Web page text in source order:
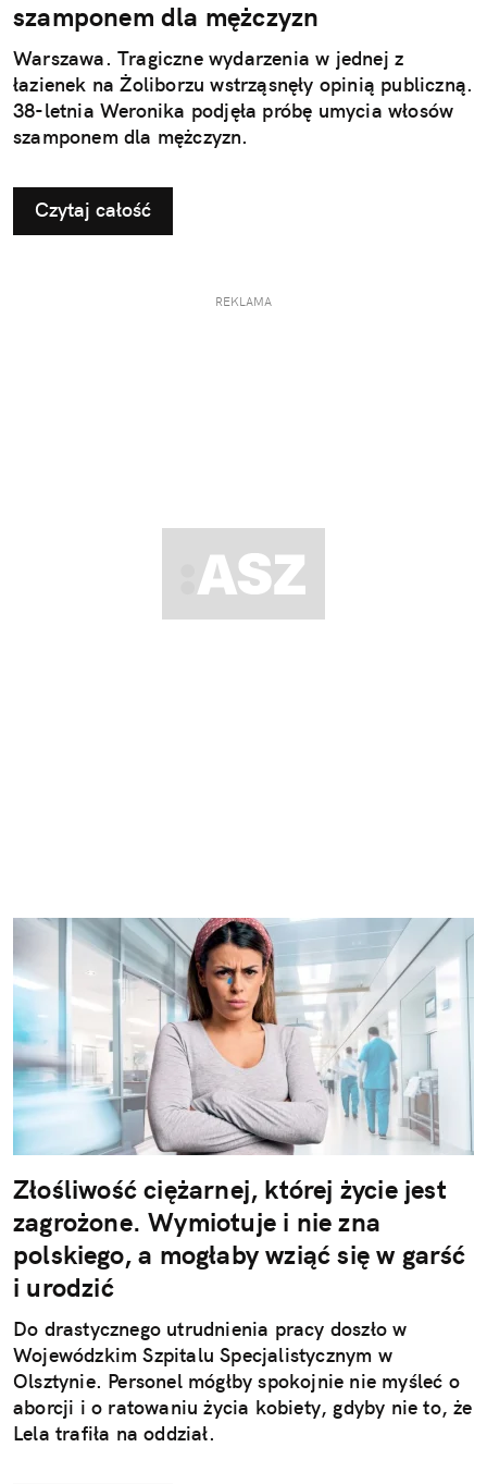
szamponem dla mężczyzn
Warszawa. Tragiczne wydarzenia w jednej z
łazienek na Żoliborzu wstrząsnęły opinią publiczną.
38-letnia Weronika podjęła próbę umycia włosów
szamponem dla mężczyzn.
Czytaj całość
REKLAMA
Złośliwość ciężarnej, której życie jest
zagrożone. Wymiotuje i nie zna
polskiego, a mogłaby wziąć się w garść
i urodzić
Do drastycznego utrudnienia pracy doszło w
Wojewódzkim Szpitalu Specjalistycznym w
Olsztynie. Personel mógłby spokojnie nie myśleć o
aborcji i o ratowaniu życia kobiety, gdyby nie to, że
Lela trafiła na oddział.